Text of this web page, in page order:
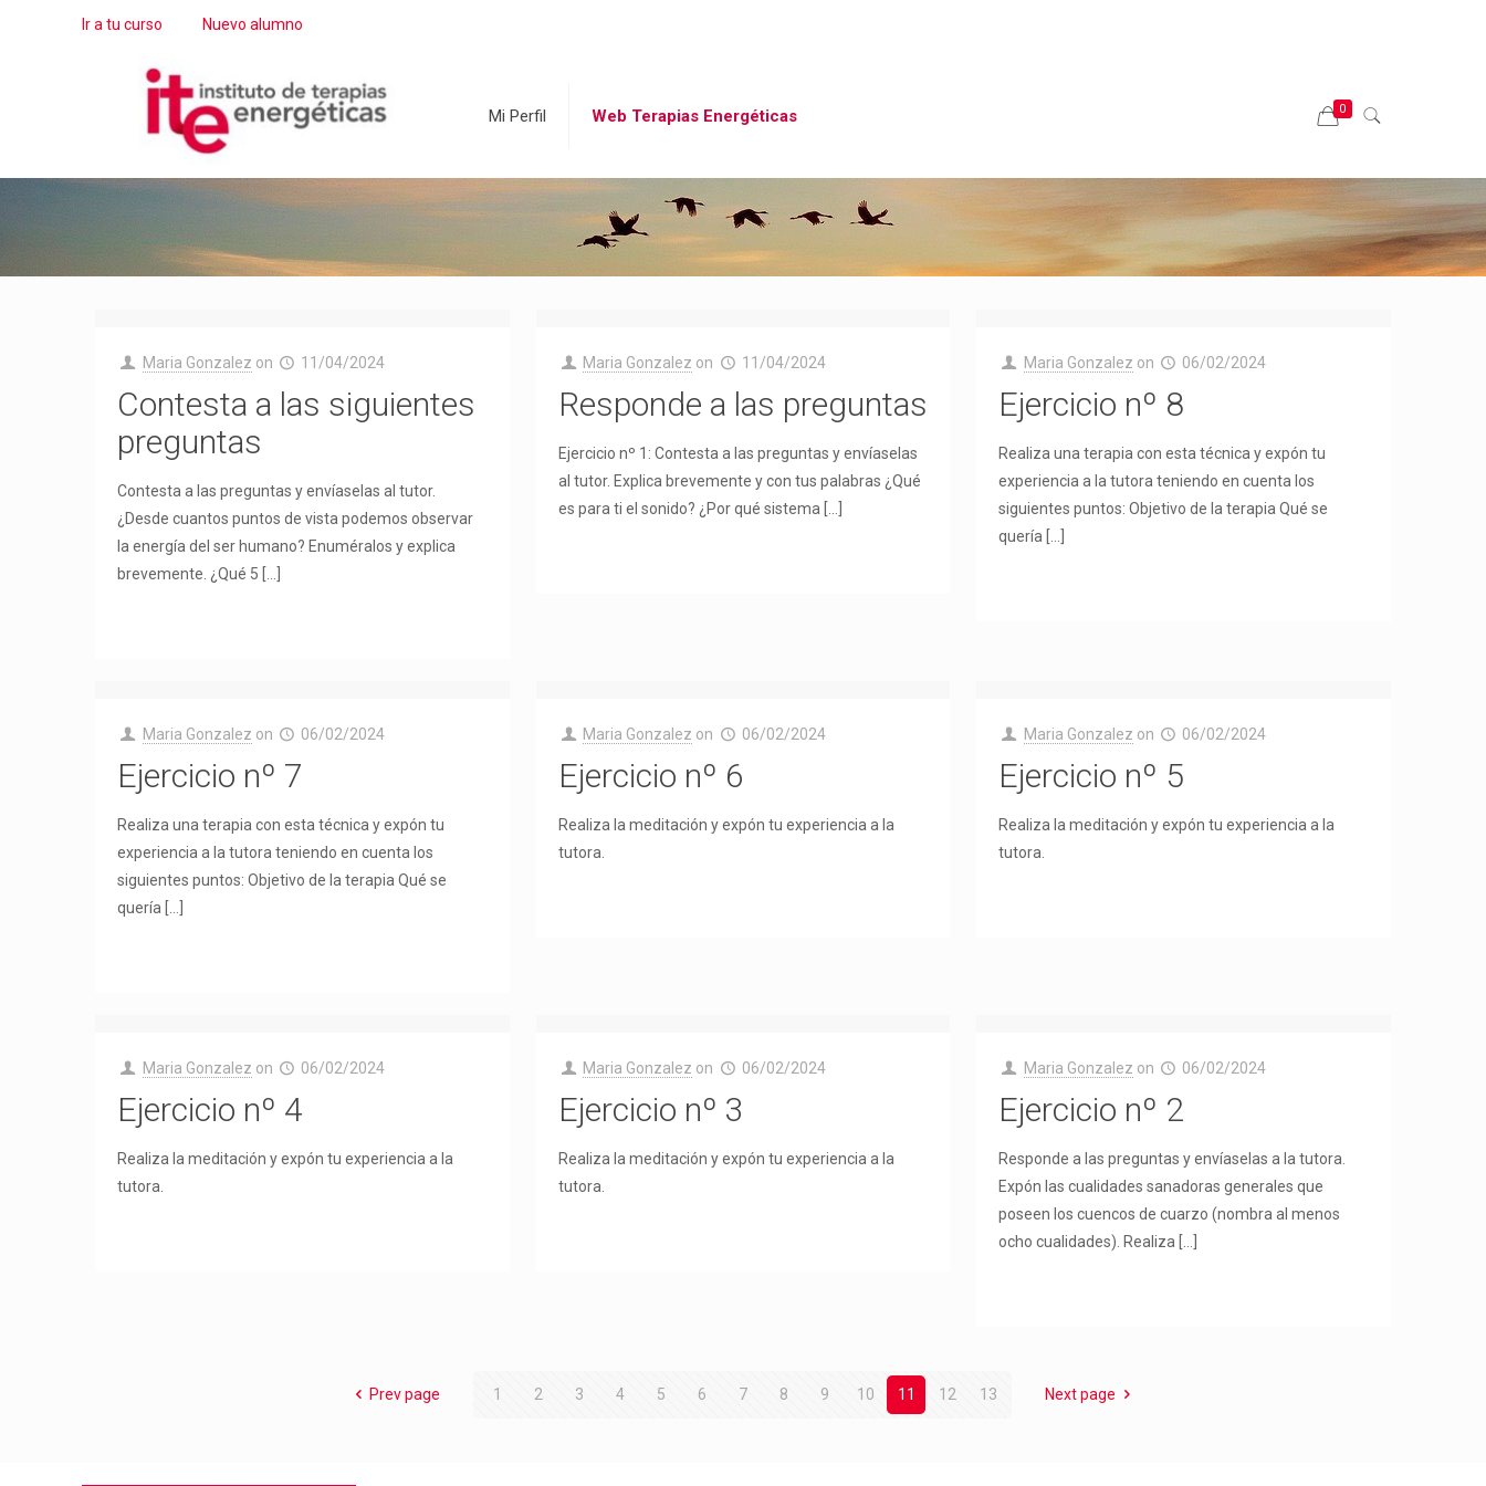
Ir a tu curso Nuevo alumno
Mi Perfil Web Terapias Energéticas 0
Maria Gonzalez on 11/04/2024
Contesta a las siguientes
preguntas
Contesta a las preguntas y envíaselas al tutor.
¿Desde cuantos puntos de vista podemos observar
la energía del ser humano? Enuméralos y explica
brevemente. ¿Qué 5
Maria Gonzalez on 11/04/2024
Responde a las preguntas
Ejercicio nº 1: Contesta a las preguntas y envíaselas
al tutor. Explica brevemente y con tus palabras ¿Qué
es para ti el sonido? ¿Por qué sistema
Maria Gonzalez on 06/02/2024
Ejercicio nº 8
Realiza una terapia con esta técnica y expón tu
experiencia a la tutora teniendo en cuenta los
siguientes puntos: Objetivo de la terapia Qué se
quería
Maria Gonzalez on 06/02/2024
Ejercicio nº 7
Realiza una terapia con esta técnica y expón tu
experiencia a la tutora teniendo en cuenta los
siguientes puntos: Objetivo de la terapia Qué se
quería
Maria Gonzalez on 06/02/2024
Ejercicio nº 6
Realiza la meditación y expón tu experiencia a la
tutora.
Maria Gonzalez on 06/02/2024
Ejercicio nº 5
Realiza la meditación y expón tu experiencia a la
tutora.
Maria Gonzalez on 06/02/2024
Ejercicio nº 4
Realiza la meditación y expón tu experiencia a la
tutora.
Maria Gonzalez on 06/02/2024
Ejercicio nº 3
Realiza la meditación y expón tu experiencia a la
tutora.
Maria Gonzalez on 06/02/2024
Ejercicio nº 2
Responde a las preguntas y envíaselas a la tutora.
Expón las cualidades sanadoras generales que
poseen los cuencos de cuarzo (nombra al menos
ocho cualidades). Realiza
Prev page 1 2 3 4 5 6 7 8 9 10 11 12 13 Next page